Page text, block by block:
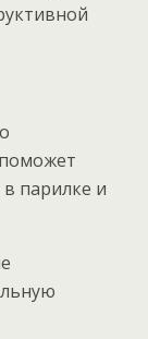
парилке и